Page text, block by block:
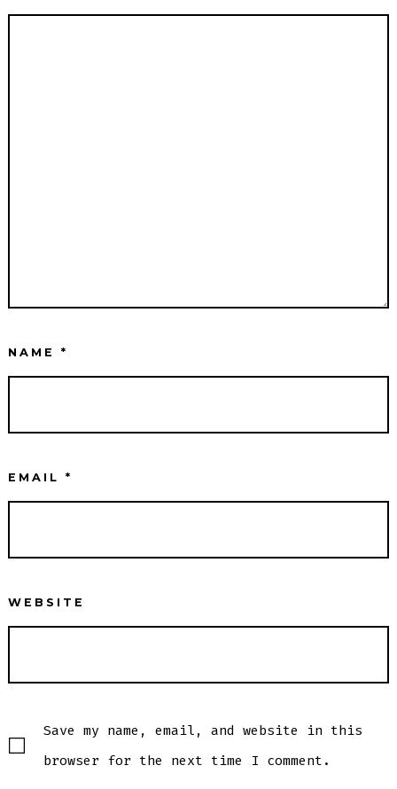
NAME*
EMAIL*
WEBSITE
Save my name, email, and website in this
browser for the next time I comment.